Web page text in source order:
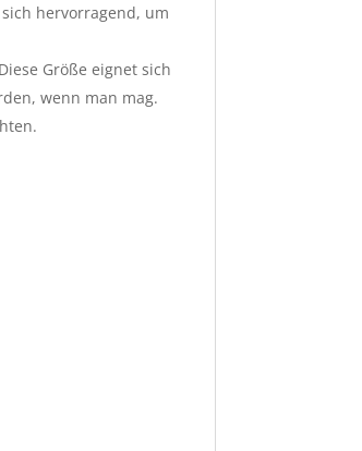
hervorragend, um
Größe eignet sich
wenn man mag.